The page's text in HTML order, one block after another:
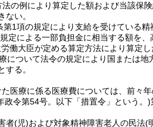
の例により算定した額および当該保
い。
1項の規定により支給を受けている精
定による一部負担金に相当する額を
働大臣が定める算定方法により算定
ついて法令の規定により国または地
る。
医療に係る医療費については、前々
政令第54号。以下「措置令」という。)
者(児)および対象精神障害老人の民法(